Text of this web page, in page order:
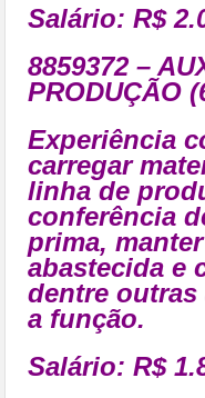
Salário: R$
8859372 –
PRODUÇÃO
Experiência
carregar
linha de
conferência
prima,
abastecida e
dentre
a função.
Salário: R$